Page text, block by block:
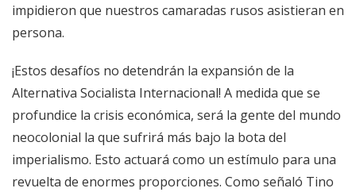
impidieron que nuestros camaradas rusos asistieran en
persona.
¡Estos desafíos no detendrán la expansión de la
Alternativa Socialista Internacional! A medida que se
profundice la crisis económica, será la gente del mundo
neocolonial la que sufrirá más bajo la bota del
imperialismo. Esto actuará como un estímulo para una
revuelta de enormes proporciones. Como señaló Tino